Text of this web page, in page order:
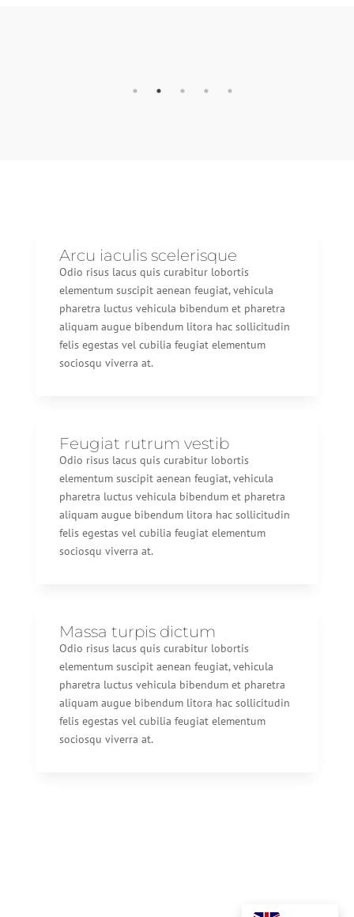
Arcu iaculis scelerisque
Odio risus lacus quis curabitur lobortis
elementum suscipit aenean feugiat, vehicula
pharetra luctus vehicula bibendum et pharetra
aliquam augue bibendum litora hac sollicitudin
felis egestas vel cubilia feugiat elementum
sociosqu viverra at.
Feugiat rutrum vestib
Odio risus lacus quis curabitur lobortis
elementum suscipit aenean feugiat, vehicula
pharetra luctus vehicula bibendum et pharetra
aliquam augue bibendum litora hac sollicitudin
felis egestas vel cubilia feugiat elementum
sociosqu viverra at.
Massa turpis dictum
Odio risus lacus quis curabitur lobortis
elementum suscipit aenean feugiat, vehicula
pharetra luctus vehicula bibendum et pharetra
aliquam augue bibendum litora hac sollicitudin
felis egestas vel cubilia feugiat elementum
sociosqu viverra at.